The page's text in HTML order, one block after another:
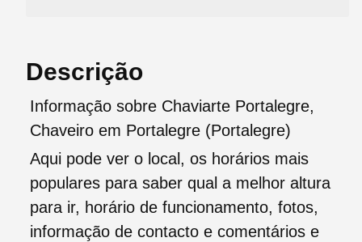
Descrição
Informação sobre Chaviarte Portalegre,
Chaveiro em Portalegre (Portalegre)
Aqui pode ver o local, os horários mais
populares para saber qual a melhor altura
para ir, horário de funcionamento, fotos,
informação de contacto e comentários e